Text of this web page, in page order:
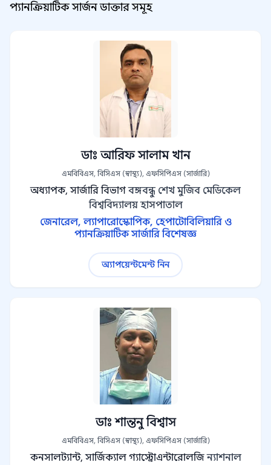
প্যানক্রিয়াটিক সার্জন ডাক্তার সমূহ
ডাঃ আরিফ সালাম খান
এমবিবিএস, বিসিএস (স্বাস্থ্য), এফসিপিএস (সার্জারি)
অধ্যাপক, সার্জারি বিভাগ বঙ্গবন্ধু শেখ মুজিব মেডিকেল
বিশ্ববিদ্যালয় হাসপাতাল
জেনারেল, ল্যাপারোস্কোপিক, হেপাটোবিলিয়ারি ও
প্যানক্রিয়াটিক সার্জারি বিশেষজ্ঞ
অ্যাপয়েন্টমেন্ট নিন
ডাঃ শান্তনু বিশ্বাস
এমবিবিএস, বিসিএস (স্বাস্থ্য), এফসিপিএস (সার্জারি)
কনসালট্যান্ট, সার্জিক্যাল গ্যাস্ট্রোএন্টারোলজি ন্যাশনাল